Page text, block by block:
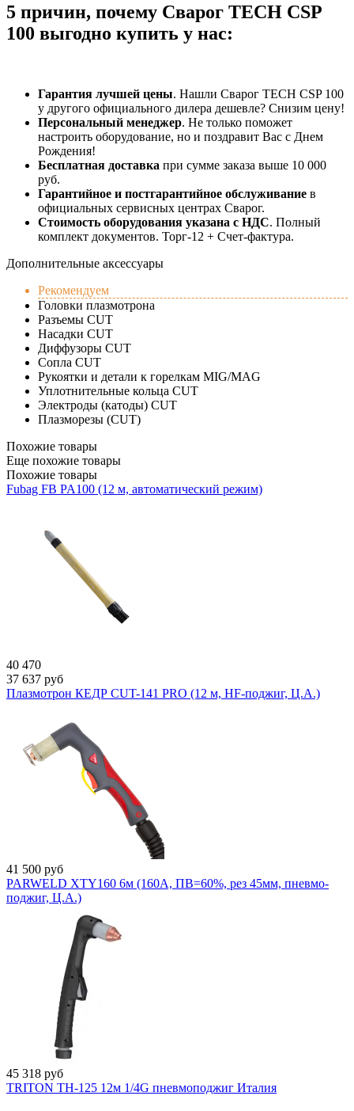
5 причин, почему Сварог TECH CSP
100 выгодно купить у нас:
Гарантия лучшей цены. Нашли Сварог TECH CSP 100
у другого официального дилера дешевле? Снизим цену!
Персональный менеджер. Не только поможет
настроить оборудование, но и поздравит Вас с Днем
Рождения!
Бесплатная доставка при сумме заказа выше 10 000
руб.
Гарантийное и постгарантийное обслуживание в
официальных сервисных центрах Сварог.
Стоимость оборудования указана с НДС. Полный
комплект документов. Торг-12 + Счет-фактура.​
Дополнительные аксессуары
Рекомендуем
Головки плазмотрона
Разъемы CUT
Насадки CUT
Диффузоры CUT
Сопла CUT
Рукоятки и детали к горелкам MIG/MAG
Уплотнительные кольца CUT
Электроды (катоды) CUT
Плазморезы (CUT)
Похожие товары
Еще похожие товары
Похожие товары
Fubag FB PA100 (12 м, автоматический режим)
40 470
37 637 руб
Плазмотрон КЕДР CUT-141 PRO (12 м, HF-поджиг, Ц.А.)
41 500 руб
PARWELD XTY160 6м (160А, ПВ=60%, рез 45мм, пневмо-
поджиг, Ц.А.)
45 318 руб
TRITON TH-125 12м 1/4G пневмоподжиг Италия